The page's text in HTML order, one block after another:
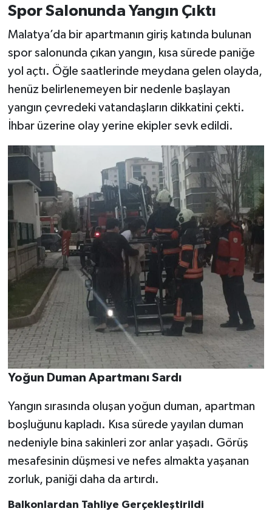
Spor Salonunda Yangın Çıktı
Malatya’da bir apartmanın giriş katında bulunan
spor salonunda çıkan yangın, kısa sürede paniğe
yol açtı. Öğle saatlerinde meydana gelen olayda,
henüz belirlenemeyen bir nedenle başlayan
yangın çevredeki vatandaşların dikkatini çekti.
İhbar üzerine olay yerine ekipler sevk edildi.
Yoğun Duman Apartmanı Sardı
Yangın sırasında oluşan yoğun duman, apartman
boşluğunu kapladı. Kısa sürede yayılan duman
nedeniyle bina sakinleri zor anlar yaşadı. Görüş
mesafesinin düşmesi ve nefes almakta yaşanan
zorluk, paniği daha da artırdı.
Balkonlardan Tahliye Gerçekleştirildi
YAŞAM